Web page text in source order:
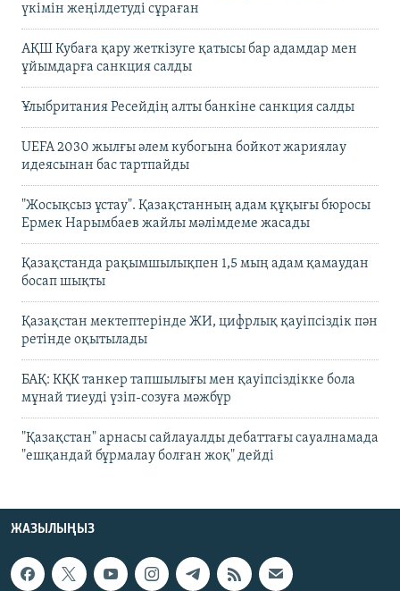
үкімін жеңілдетуді сұраған
АҚШ Кубаға қару жеткізуге қатысы бар адамдар мен
ұйымдарға санкция салды
Ұлыбритания Ресейдің алты банкіне санкция салды
UEFA 2030 жылғы әлем кубогына бойкот жариялау
идеясынан бас тартпайды
"Жосықсыз ұстау". Қазақстанның адам құқығы бюросы
Ермек Нарымбаев жайлы мәлімдеме жасады
Қазақстанда рақымшылықпен 1,5 мың адам қамаудан
босап шықты
Қазақстан мектептерінде ЖИ, цифрлық қауіпсіздік пән
ретінде оқытылады
БАҚ: КҚК танкер тапшылығы мен қауіпсіздікке бола
мұнай тиеуді үзіп-созуға мәжбүр
"Қазақстан" арнасы сайлауалды дебаттағы сауалнамада
"ешқандай бұрмалау болған жоқ" дейді
ЖАЗЫЛЫҢЫЗ